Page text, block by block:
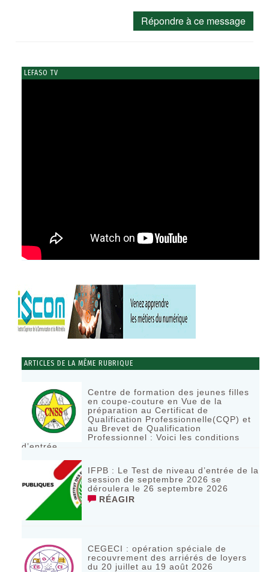
Répondre à ce message
LEFASO TV
ARTICLES DE LA MÊME RUBRIQUE
Centre de formation des jeunes filles
en coupe-couture en Vue de la
préparation au Certificat de
Qualification Professionnelle(CQP) et
au Brevet de Qualification
Professionnel : Voici les conditions
d’entrée
IFPB : Le Test de niveau d’entrée de la
session de septembre 2026 se
déroulera le 26 septembre 2026
RÉAGIR
CEGECI : opération spéciale de
recouvrement des arriérés de loyers
du 20 juillet au 19 août 2026